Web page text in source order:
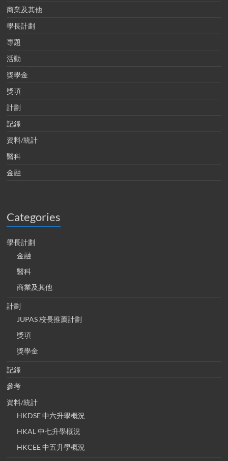
商業及其他
學長計劃
專題
活動
獎學金
獎項
計劃
記錄
資料/統計
醫科
金融
Categories
學長計劃
金融
醫科
商業及其他
計劃
JUPAS 校長推薦計劃
獎項
獎學金
記錄
參考
資料/統計
HKDSE 中六升學概況
HKAL 中七升學概況
HKCEE 中五升學概況